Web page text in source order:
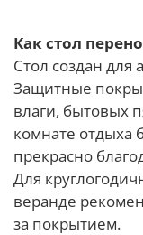
Как стол
Стол создан для
Защитные
влаги, бытовых
комнате отдыха
прекрасно
Для
веранде
за покрытием.